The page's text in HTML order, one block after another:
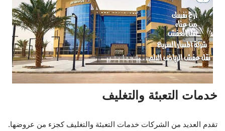
خدمات التعبئة والتغليف
تقدم العديد من الشركات خدمات التعبئة والتغليف كجزء من عروضها.